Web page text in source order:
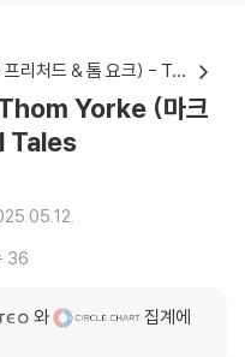
Mark Pritchard & Thom Yorke (마크 프리처드 & 톰 요크) - Tall Tales
Yorke (마크
Tales
36
와
집계에